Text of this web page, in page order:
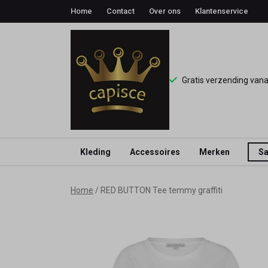
Home Contact Over ons Klantenservice
Gratis verzending
Kleding Accessoires Merken
Home RED BUTTON Tee temmy graffiti